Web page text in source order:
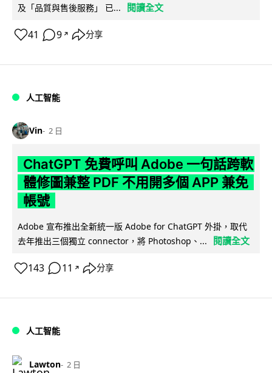
及「品質與售後服務」 已...
閱讀全文
41 9 ↗ 分享
人工智能
Vin 2 日
ChatGPT 免費呼叫 Adobe 一句話跨軟
體修圖兼整 PDF 不用開多個 APP 兼免
帳號
Adobe 宣布推出全新統一版 Adobe for ChatGPT 外掛，取代
去年推出三個獨立 connector，將 Photoshop、...
閱讀全文
143 11 ↗ 分享
人工智能
Lawton 2 日